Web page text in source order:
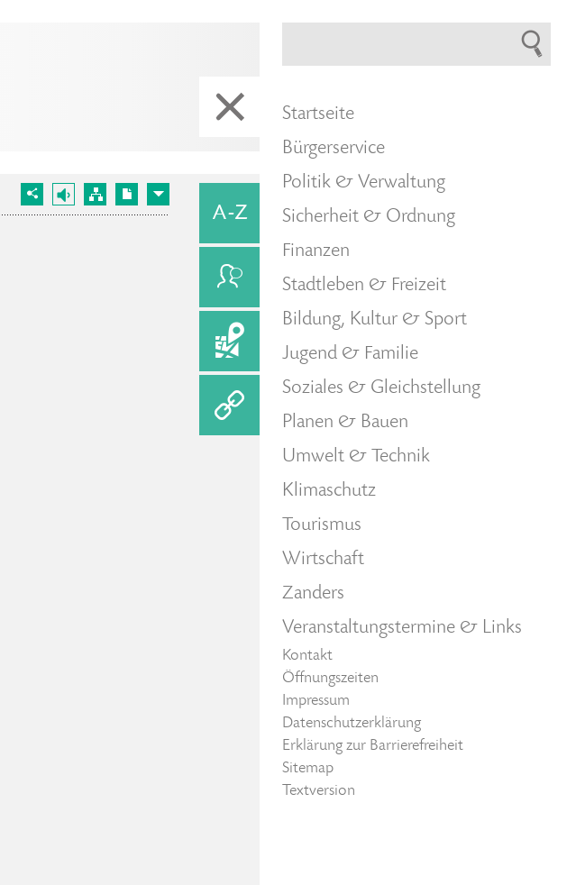
Startseite
Bürgerservice
Politik & Verwaltung
Sicherheit & Ordnung
Finanzen
Stadtleben & Freizeit
Bildung, Kultur & Sport
Jugend & Familie
Soziales & Gleichstellung
Planen & Bauen
Umwelt & Technik
Klimaschutz
Tourismus
Wirtschaft
Zanders
Veranstaltungstermine & Links
Kontakt
Öffnungszeiten
Impressum
Datenschutzerklärung
Erklärung zur Barrierefreiheit
Sitemap
Textversion